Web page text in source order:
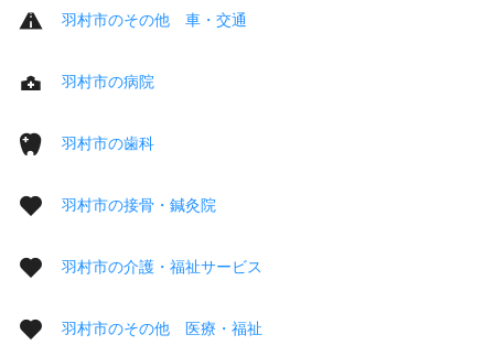
羽村市のその他 車・交通
羽村市の病院
羽村市の歯科
羽村市の接骨・鍼灸院
羽村市の介護・福祉サービス
羽村市のその他 医療・福祉